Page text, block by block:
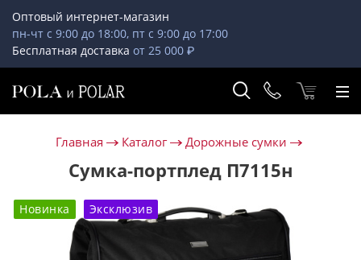
Оптовый интернет-магазин
пн-чт с 9:00 до 18:00, пт с 9:00 до 17:00
Бесплатная доставка от 25 000 ₽
Главная Каталог Дорожные сумки
Сумка-портплед П7115н
Новинка Эксклюзив